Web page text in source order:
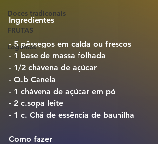
Doces tradiconais
FRUTAS
Legumes
Ingredientes
- 5 pêssegos em calda ou frescos
- 1 base de massa folhada
- 1/2 chávena de açúcar
- Q.b Canela
- 1 chávena de açúcar em pó
- 2 c.sopa leite
- 1 c. Chá de essência de baunilha
Como fazer